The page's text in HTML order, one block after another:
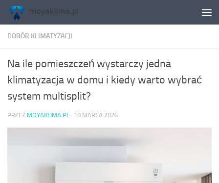
Skip to content
DOBÓR KLIMATYZACJI
Na ile pomieszczeń wystarczy jedna
klimatyzacja w domu i kiedy warto wybrać
system multisplit?
PRZEZ MOYAKLIMA.PL · 10 MARCA 2026